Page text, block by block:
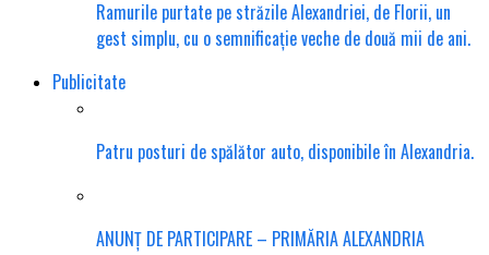
Ramurile purtate pe străzile Alexandriei, de Florii, un
gest simplu, cu o semnificație veche de două mii de ani.
Publicitate
Patru posturi de spălător auto, disponibile în Alexandria.
ANUNȚ DE PARTICIPARE – PRIMĂRIA ALEXANDRIA